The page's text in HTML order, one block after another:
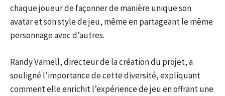
chaque joueur de façonner de manière unique son
avatar et son style de jeu, même en partageant le même
personnage avec d’autres.
Randy Varnell, directeur de la création du projet, a
souligné l’importance de cette diversité, expliquant
comment elle enrichit l’expérience de jeu en offrant une